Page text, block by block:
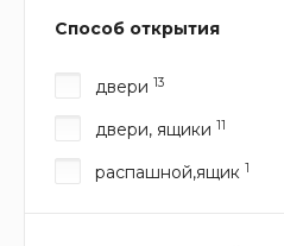
Способ открытия
двери 13
двери, ящики 11
распашной,ящик 1